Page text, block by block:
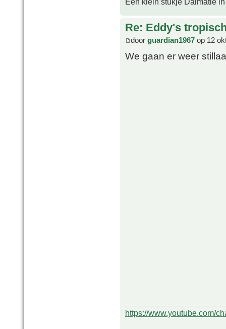
Re: Eddy's
door guardian1967 op 12
We gaan er weer
https://www.youtube.com/